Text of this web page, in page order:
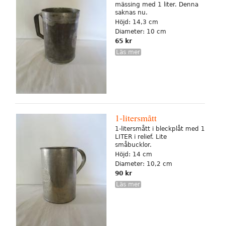
mässing med 1 liter. Denna
saknas nu.
Höjd: 14,3 cm
Diameter: 10 cm
65 kr
Läs mer
1-litersmått
1-litersmått i bleckplåt med 1
LITER i relief. Lite
småbucklor.
Höjd: 14 cm
Diameter: 10,2 cm
90 kr
Läs mer